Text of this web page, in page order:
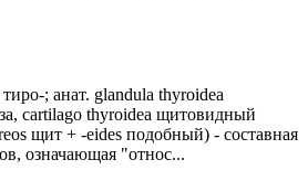
; анат. glandula thyroidea
cartilago thyroidea щитовидный
щит + -eides подобный) - составная
означающая "относ...